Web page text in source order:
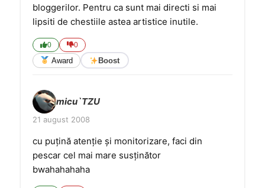
bloggerilor. Pentru ca sunt mai directi si mai
lipsiti de chestiile astea artistice inutile.
0 0
Award Boost
micu`TZU
21 august 2008
cu puţină atenţie şi monitorizare, faci din
pescar cel mai mare susţinător
bwahahahaha